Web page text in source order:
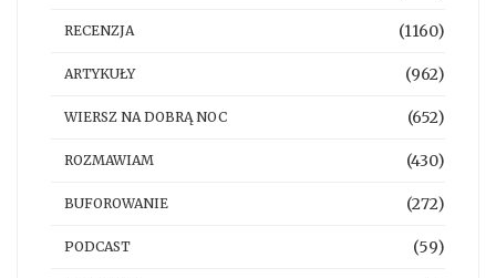
RECENZJA (1160)
ARTYKUŁY (962)
WIERSZ NA DOBRĄ NOC (652)
ROZMAWIAM (430)
BUFOROWANIE (272)
PODCAST (59)